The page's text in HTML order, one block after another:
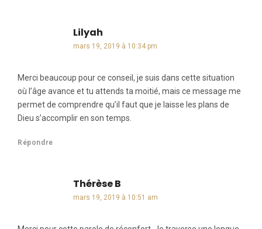
Lilyah
mars 19, 2019 à 10:34 pm
Merci beaucoup pour ce conseil, je suis dans cette situation
où l’âge avance et tu attends ta moitié, mais ce message me
permet de comprendre qu’il faut que je laisse les plans de
Dieu s’accomplir en son temps.
Répondre
Thérèse B
mars 19, 2019 à 10:51 am